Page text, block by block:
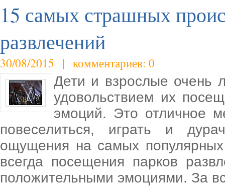
15 самых страшных
развлечений
30/08/2015 | комментариев: 0
Дети и взрослые очень
удовольствием их
эмоций. Это отличное
повеселиться, играть и
ощущения на самых
всегда посещения парков
положительными эмоциями. За